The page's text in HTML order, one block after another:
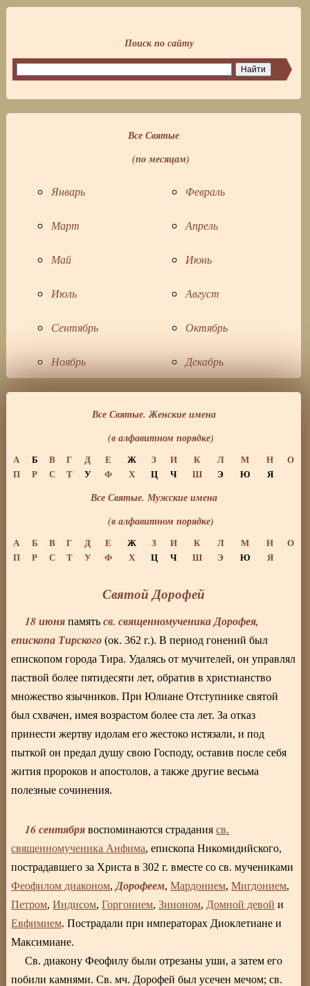
Все Святые
(по месяцам)
Январь Февраль
Март Апрель
Май Июнь
Июль Август
Сентябрь Октябрь
Ноябрь Декабрь
Все Святые. Женские имена
(в алфавитном порядке)
А Б В Г Д Е Ж З И К Л М Н
О
П
Р С Т У Ф Х Ц Ч Ш Э Ю Я
Все Святые. Мужские имена
(в алфавитном порядке)
А Б В Г Д Е Ж З И К Л М Н
О
П
Р С Т У Ф Х Ц Ч Ш Э Ю Я
Святой Дорофей
18 июня памятьсв. священномученика Дорофея,
епископа Тирского (ок. 362 г.). В период гонений был
епископом города Тира. Удалясь от мучителей, он управлял
паствой более пятидесяти лет, обратив в христианство
множество язычников. При Юлиане Отступнике святой
был схвачен, имея возрастом более ста лет. За отказ
принести жертву идолам его жестоко истязали, и под
пыткой он предал душу свою Господу, оставив после себя
жития пророков и апостолов, а также другие весьма
полезные сочинения.
16 сентября воспоминаются страданиясв.
священномученика Анфима, епископа Никомидийского,
пострадавшего за Христа в 302 г. вместе со св. мучениками
Феофилом диаконом, Дорофеем,Мардонием,Мигдонием,
Петром,Индисом,Горгонием,Зиноном, Домной девой и
Евфимием. Пострадали при императорах Диоклетиане и
Максимиане.
Св. диакону Феофилу были отрезаны уши, а затем его
побили камнями. Св. мч. Дорофей был усечен мечом; св.
Поиск по сайту